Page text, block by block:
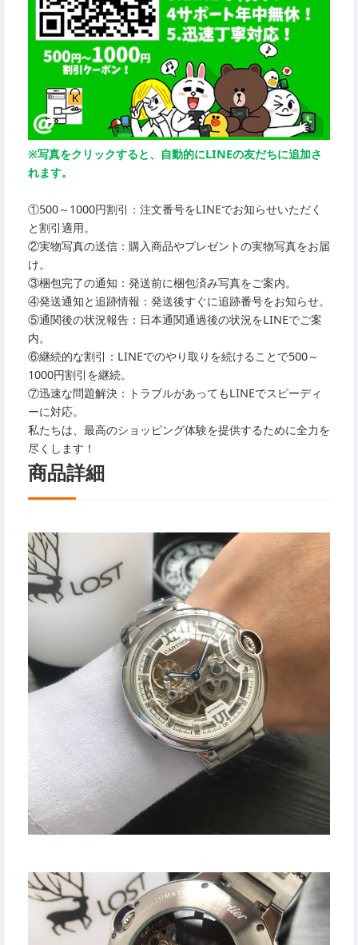
※写真をクリックすると、自動的にLINEの友だちに追加さ
れます。
①500～1000円割引：注文番号をLINEでお知らせいただく
と割引適用。
②実物写真の送信：購入商品やプレゼントの実物写真をお届
け。
③梱包完了の通知：発送前に梱包済み写真をご案内。
④発送通知と追跡情報：発送後すぐに追跡番号をお知らせ。
⑤通関後の状況報告：日本通関通過後の状況をLINEでご案
内。
⑥継続的な割引：LINEでのやり取りを続けることで500～
1000円割引を継続。
⑦迅速な問題解決：トラブルがあってもLINEでスピーディ
ーに対応。
私たちは、最高のショッピング体験を提供するために全力を
尽くします！
商品詳細